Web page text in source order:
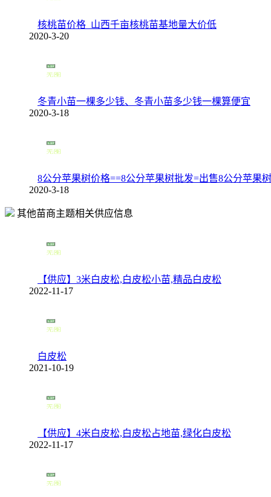
核桃苗价格_山西千亩核桃苗基地量大价低
2020-3-20
冬青小苗一棵多少钱、冬青小苗多少钱一棵算便宜
2020-3-18
8公分苹果树价格==8公分苹果树批发=出售8公分苹果
2020-3-18
其他苗商主题相关供应信息
【供应】3米白皮松,白皮松小苗,精品白皮松
2022-11-17
白皮松
2021-10-19
【供应】4米白皮松,白皮松占地苗,绿化白皮松
2022-11-17